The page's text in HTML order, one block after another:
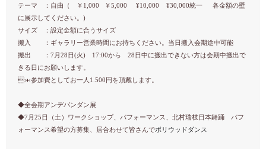
テーマ ：自由（ ￥1,000 ￥5,000 ¥10,000 ¥30,000統一 各金額の壁
に展示してください。)
サイズ ：設定金額に合うサイズ
搬入 ：ギャラリー営業時間にお持ちください。当日搬入会期途中可能
搬出 ：7月28日(火) 17:00から 28日中に搬出できない方は会期中搬出で
きる日にお願いします。
＊参加費としてお一人1.500円を頂戴します。
◆全会期アンデパンダン展
◆7月25日（土）ワークショップ、 パフォーマンス、北村瑞枝日本舞踊 パフ
ォーマンス希望の方募集、居合わせて皆さんでボリウッドダンス